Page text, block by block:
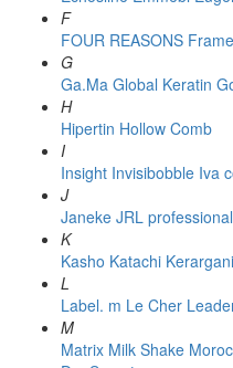
F
FOUR REASONS
G
Ga.Ma Global Keratin
H
Hipertin Hollow Comb
I
Insight Invisibobble Iva
J
Janeke JRL professional
K
Kasho Katachi
L
Label. m Le Cher
M
Matrix Milk Shake